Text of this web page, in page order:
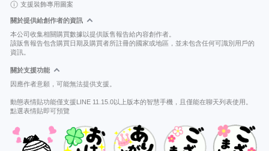
支援裝飾專用圖案
關於提供給創作者的資訊
本公司收集相關購買數據以提供販售報告給內容創作者。
該販售報告包含購買日期及購買者所註冊的國家或地區，並未包含任何可識別用戶的
資訊。
關於支援功能
因應作者意願，可能無法提供支援。
動態表情貼功能僅支援LINE 11.15.0以上版本的智慧手機，且僅能在聊天列表使用。
點選表情貼即可預覽